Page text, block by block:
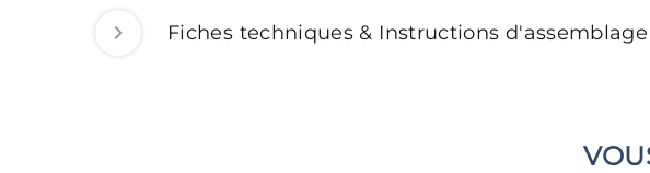
Fiches techniques & Instructions d'assemblage